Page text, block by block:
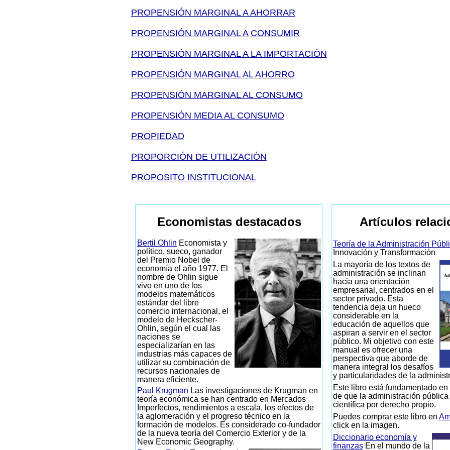
PROPENSIÓN MARGINAL A AHORRAR
PROPENSIÓN MARGINAL A CONSUMIR
PROPENSIÓN MARGINAL A LA IMPORTACIÓN
PROPENSIÓN MARGINAL AL AHORRO
PROPENSIÓN MARGINAL AL CONSUMO
PROPENSIÓN MEDIA AL CONSUMO
PROPIEDAD
PROPORCIÓN DE UTILIZACIÓN
PROPOSITO INSTITUCIONAL
Economistas destacados
Bertil Ohlin Economista y
político, sueco, ganador
del Premio Nobel de
economía el año 1977. El
nombre de Ohlin sigue
vivo en uno de los
modelos matemáticos
estándar del libre
comercio internacional, el
modelo de Heckscher-
Ohlin, según el cual las
naciones se
especializarían en las
industrias más capaces de
utilizar su combinación de
recursos nacionales de
manera eficiente.
Paul Krugman Las investigaciones de Krugman en
teoría económica se han centrado en Mercados
Imperfectos, rendimientos a escala, los efectos de
la aglomeración y el progreso técnico en la
formación de modelos. Es considerado co-fundador
de la nueva teoría del Comercio Exterior y de la
New Economic Geography.
Artículos
Teoría de la Administración
Innovación y Transformación
La mayoría de los textos de
administración se inclinan
hacia una orientación
empresarial, centrados en el
sector privado. Esta
tendencia deja un hueco
considerable en la
educación de aquellos que
aspiran a servir en el sector
público. Mi objetivo con este
manual es ofrecer una
perspectiva que aborde de
manera integral los desafíos
y particularidades de la
Este libro está fundamentado
de que la administración
científica por derecho propio.
Puedes comprar este libro en
click en la imagen.
Diccionario economía y
finanzasEn el mundo de la